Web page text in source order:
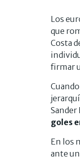
Los
que
Costa
firmar
Sander
goles
En los
ante